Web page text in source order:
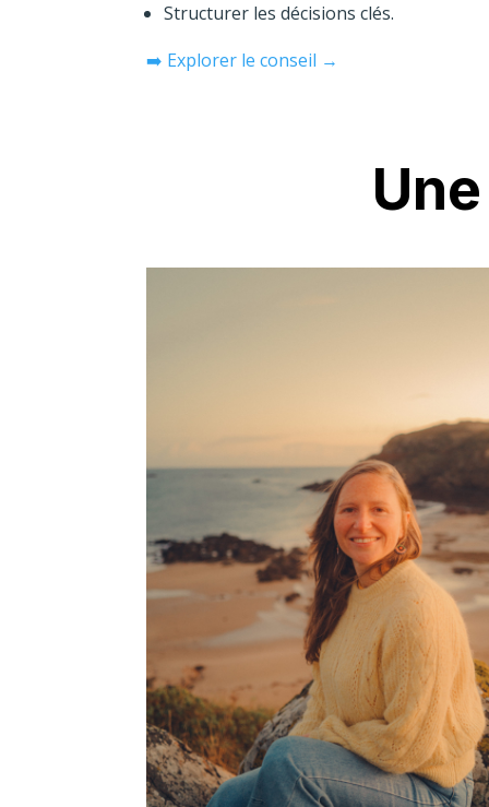
Structurer les décisions clés.
➡️ Explorer le conseil →